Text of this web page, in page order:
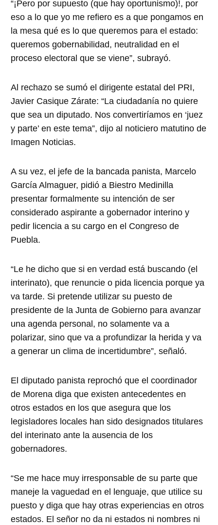
“¡Pero por supuesto (que hay oportunismo)!, por
eso a lo que yo me refiero es a que pongamos en
la mesa qué es lo que queremos para el estado:
queremos gobernabilidad, neutralidad en el
proceso electoral que se viene”, subrayó.
Al rechazo se sumó el dirigente estatal del PRI,
Javier Casique Zárate: “La ciudadanía no quiere
que sea un diputado. Nos convertiríamos en ‘juez
y parte’ en este tema”, dijo al noticiero matutino de
Imagen Noticias.
A su vez, el jefe de la bancada panista, Marcelo
García Almaguer, pidió a Biestro Medinilla
presentar formalmente su intención de ser
considerado aspirante a gobernador interino y
pedir licencia a su cargo en el Congreso de
Puebla.
“Le he dicho que si en verdad está buscando (el
interinato), que renuncie o pida licencia porque ya
va tarde. Si pretende utilizar su puesto de
presidente de la Junta de Gobierno para avanzar
una agenda personal, no solamente va a
polarizar, sino que va a profundizar la herida y va
a generar un clima de incertidumbre”, señaló.
El diputado panista reprochó que el coordinador
de Morena diga que existen antecedentes en
otros estados en los que asegura que los
legisladores locales han sido designados titulares
del interinato ante la ausencia de los
gobernadores.
“Se me hace muy irresponsable de su parte que
maneje la vaguedad en el lenguaje, que utilice su
puesto y diga que hay otras experiencias en otros
estados. El señor no da ni estados ni nombres ni